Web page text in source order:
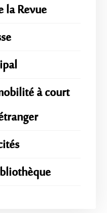
la Revue
à court